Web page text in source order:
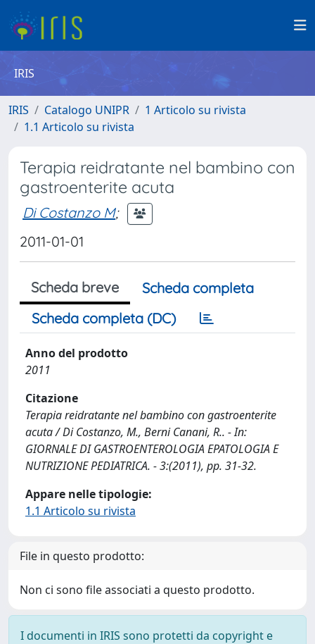
IRIS
IRIS Catalogo UNIPR
1 Articolo su rivista
1.1 Articolo su rivista
Terapia reidratante nel bambino con
gastroenterite acuta
Di Costanzo M;
2011-01-01
Scheda breve
Scheda completa
Scheda completa (DC)
Anno del prodotto
2011
Citazione
Terapia reidratante nel bambino con gastroenterite
acuta / Di Costanzo, M., Berni Canani, R.. - In:
GIORNALE DI GASTROENTEROLOGIA EPATOLOGIA E
NUTRIZIONE PEDIATRICA. - 3:(2011), pp. 31-32.
Appare nelle tipologie:
1.1 Articolo su rivista
File in questo prodotto:
Non ci sono file associati a questo prodotto.
I documenti in IRIS sono protetti da copyright e